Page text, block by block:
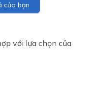
của bạn
với lựa chọn của